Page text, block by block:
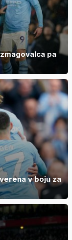
pa
v boju za